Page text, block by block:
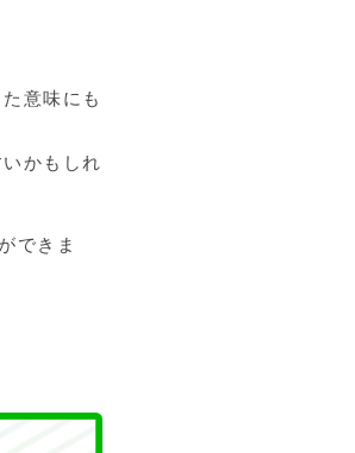
意味にも
かもしれ
できま